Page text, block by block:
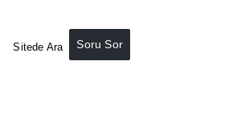
Sitede Ara Soru Sor